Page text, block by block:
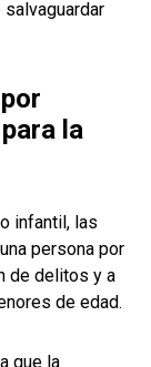
la
infantil, las
persona por
de delitos y a
de edad.
que la